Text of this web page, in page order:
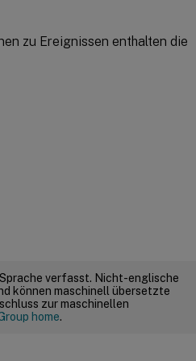
zu Ereignissen enthalten die
verfasst. Nicht-englische
können maschinell übersetzte
zur maschinellen
home.